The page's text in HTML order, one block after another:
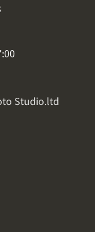
Studio.ltd